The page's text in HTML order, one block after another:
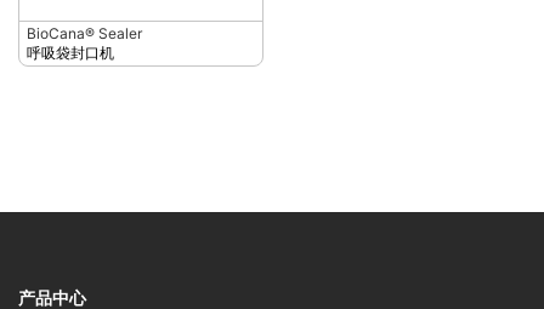
BioCana® Sealer
呼吸袋封口机
产品中心